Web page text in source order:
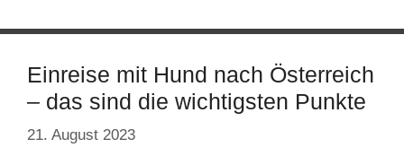
Einreise mit Hund nach Österreich
– das sind die wichtigsten Punkte
21. August 2023